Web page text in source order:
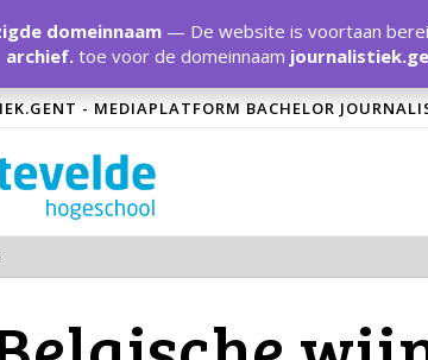
- MEDIAPLATFORM BACHELOR
domeinnaam— De website is voortaan
archief.toe voor de domeinnaam